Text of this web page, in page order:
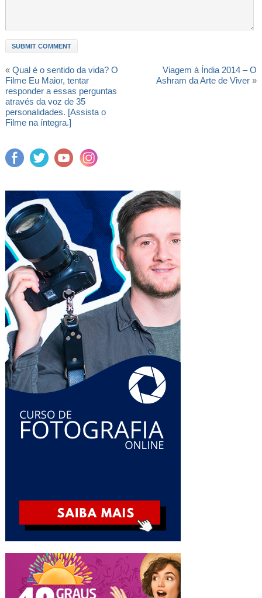
« Qual é o sentido da vida? O
Filme Eu Maior, tentar
responder a essas perguntas
através da voz de 35
personalidades. [Assista o
Filme na íntegra.]
Viagem à Índia 2014 – O
Ashram da Arte de Viver »